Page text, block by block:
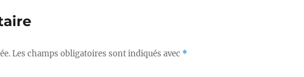
Les champs obligatoires sont indiqués avec *